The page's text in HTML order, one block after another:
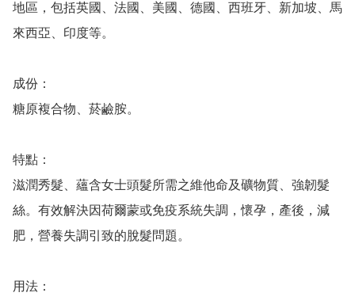
地區，包括英國、法國、美國、德國、西班牙、新加坡、馬
來西亞、印度等。
成份：
糖原複合物、菸鹼胺。
特點：
滋潤秀髮、蘊含女士頭髮所需之維他命及礦物質、強韌髮
絲。有效解決因荷爾蒙或免疫系統失調，懷孕，產後，減
肥，營養失調引致的脫髮問題。
用法：